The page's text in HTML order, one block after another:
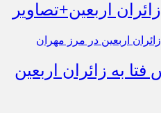
اربعین+تصاویر
فتا به زائران اربعین